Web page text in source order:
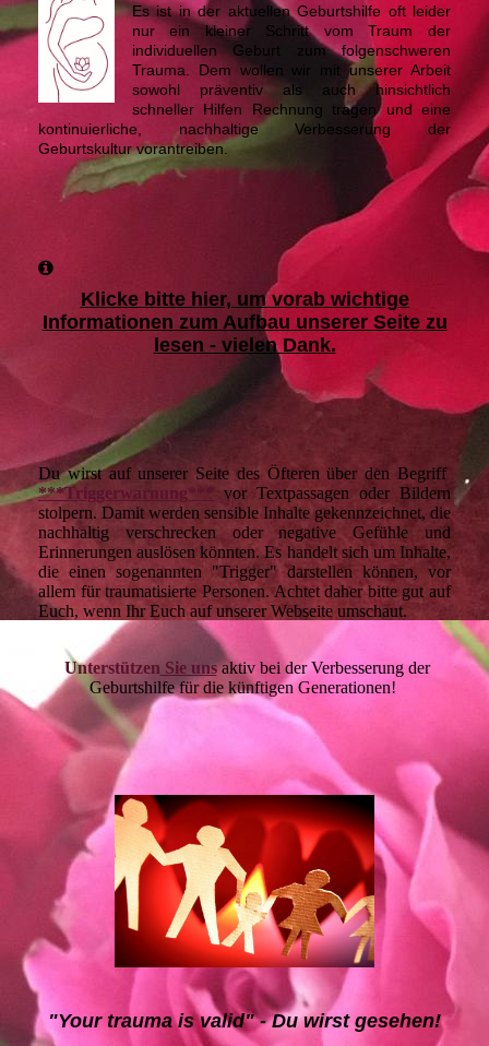
Es ist in der aktuellen Geburtshilfe oft leider
nur ein kleiner Schritt vom Traum der
individuellen Geburt zum folgenschweren
Trauma. Dem wollen wir mit unserer Arbeit
sowohl präventiv als auch hinsichtlich
schneller Hilfen Rechnung tragen und eine
kontinuierliche, nachhaltige Verbesserung der
Geburtskultur vorantreiben.
Klicke bitte hier, um vorab wichtige
Informationen zum Aufbau unserer Seite zu
lesen - vielen Dank.
Du wirst auf unserer Seite des Öfteren über den Begriff
***Triggerwarnung***
vor Textpassagen oder Bildern
stolpern. Damit werden sensible Inhalte gekennzeichnet, die
nachhaltig verschrecken oder negative Gefühle und
Erinnerungen auslösen könnten. Es handelt sich um Inhalte,
die einen sogenannten "Trigger" darstellen können, vor
allem für traumatisierte Personen. Achtet daher bitte gut auf
Euch, wenn Ihr Euch auf unserer Webseite umschaut.
Unterstützen Sie unsaktiv bei der Verbesserung der
Geburtshilfe für die künftigen Generationen!
"Your trauma is valid" - Du wirst gesehen!